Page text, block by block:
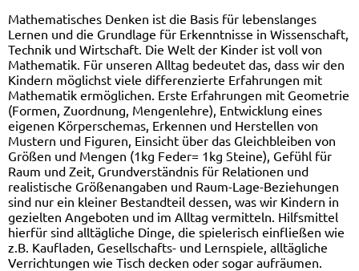
Mathematisches Denken ist die Basis für lebenslanges
Lernen und die Grundlage für Erkenntnisse in Wissenschaft,
Technik und Wirtschaft. Die Welt der Kinder ist voll von
Mathematik. Für unseren Alltag bedeutet das, dass wir den
Kindern möglichst viele differenzierte Erfahrungen mit
Mathematik ermöglichen. Erste Erfahrungen mit Geometrie
(Formen, Zuordnung, Mengenlehre), Entwicklung eines
eigenen Körperschemas, Erkennen und Herstellen von
Mustern und Figuren, Einsicht über das Gleichbleiben von
Größen und Mengen (1kg Feder= 1kg Steine), Gefühl für
Raum und Zeit, Grundverständnis für Relationen und
realistische Größenangaben und Raum-Lage-Beziehungen
sind nur ein kleiner Bestandteil dessen, was wir Kindern in
gezielten Angeboten und im Alltag vermitteln. Hilfsmittel
hierfür sind alltägliche Dinge, die spielerisch einfließen wie
z.B. Kaufladen, Gesellschafts- und Lernspiele, alltägliche
Verrichtungen wie Tisch decken oder sogar aufräumen.